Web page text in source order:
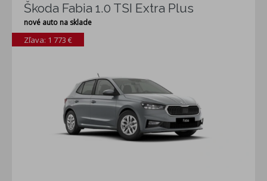
Škoda Fabia 1.0 TSI Extra Plus
nové auto na sklade
Zľava: 1 773 €